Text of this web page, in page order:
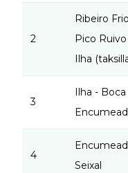
2
Ribeiro
Pico
Ilha
3
Ilha -
4
Seixal